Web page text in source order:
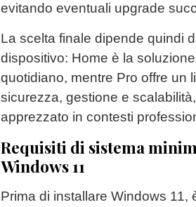
evitando eventuali upgrade
La scelta finale dipende quindi
dispositivo: Home è la
quotidiano, mentre Pro offre un
sicurezza, gestione e
apprezzato in contesti
Requisiti di sistema
Windows 11
Prima di installare Windows 11,